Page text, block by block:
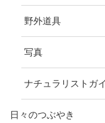
野外道具
写真
ナチュラリストガ
日々のつぶやき